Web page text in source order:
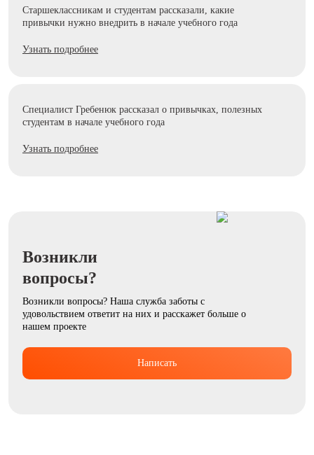
Старшеклассникам и студентам рассказали, какие
привычки нужно внедрить в начале учебного года
Узнать подробнее
Специалист Гребенюк рассказал о привычках, полезных
студентам в начале учебного года
Узнать подробнее
Возникли
вопросы?
Возникли вопросы? Наша служба заботы с
удовольствием ответит на них и расскажет больше о
нашем проекте
Написать